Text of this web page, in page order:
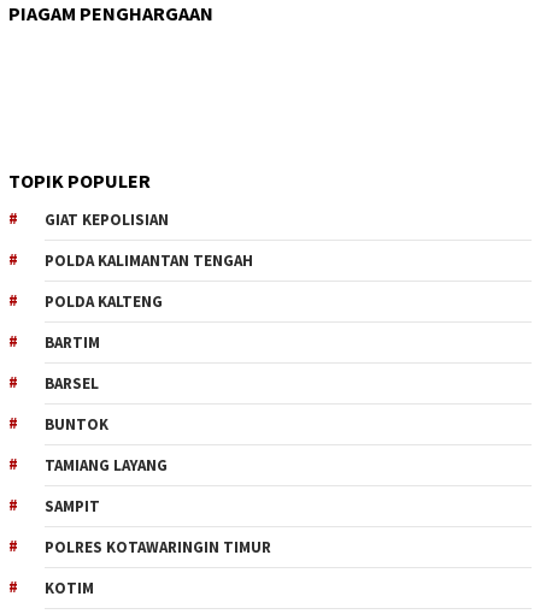
PIAGAM PENGHARGAAN
TOPIK POPULER
GIAT KEPOLISIAN
POLDA KALIMANTAN TENGAH
POLDA KALTENG
BARTIM
BARSEL
BUNTOK
TAMIANG LAYANG
SAMPIT
POLRES KOTAWARINGIN TIMUR
KOTIM